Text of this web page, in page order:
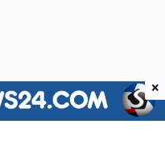
×